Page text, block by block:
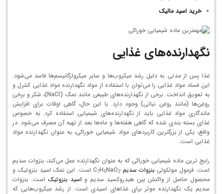
خرید اسید مالیک
نگهدارنده‌های غذایی
غذا پس از مدتی به دلیل رشد میکروب‌ها و سایر میکروارگانیسم‌ها فاسد می‌شود.
این فساد مواد غذایی را می‌توان با استفاده از مواد نگهدارنده مواد غذایی کنترل و
به تعویق انداخت. برخی از نگهدارنده‌های طبیعی مانند نمک (NaCl)، شکر و برخی
روغن‌ها (مانند روغن نباتی) وجود دارد. با این حال، گاهی اوقات برای افزایش
ماندگاری مواد غذایی باید از نگهدارنده‌های شیمیایی استفاده کرد. به خصوص
غذای بسته بندی شده که گاهی هفته‌ها و ماه‌ها بعد از تهیه آن مصرف می‌شود. در
واقع، یکی از بزرگترین کاربردهای مواد شیمیایی خوراکی، به عنوان نگهدارنده مواد
غذایی است.
رایج ترین ماده شیمیایی خوراکی که به عنوان نگهدارنده عمل می‌کند، بنزوات سدیم
است. فرمول مولکولیبنزوات سدیم 7H5NaO2
است. این نمک اسید بنزوئیک و
محصول حاصل از واکنش بین هیدروکسید سدیم و اسید بنزوئیک است. بنزوات
سدیم یک نگهدارنده موثر برای غذاهای اسیدی است. از رشد میکروب‌هایی که